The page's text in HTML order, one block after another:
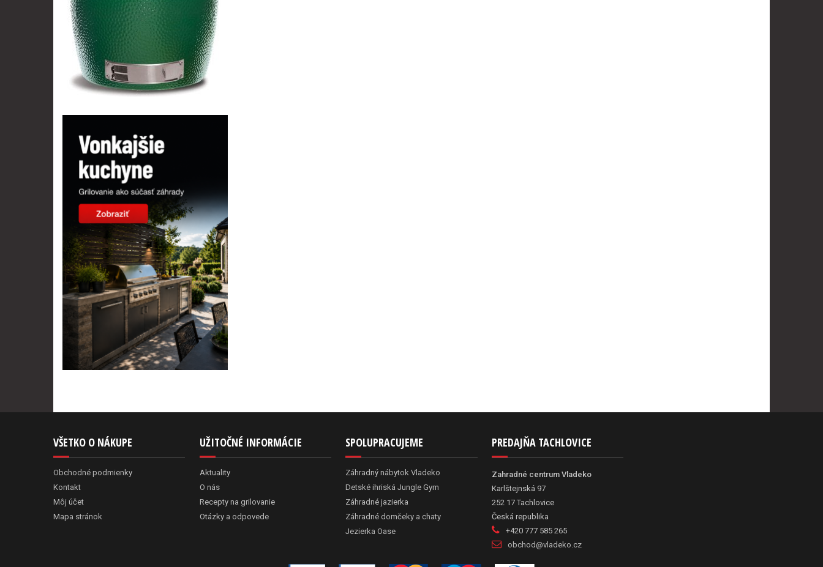
VŠETKO O NÁKUPE
Obchodné podmienky
Kontakt
Môj účet
Mapa stránok
UŽITOČNÉ INFORMÁCIE
Aktuality
O nás
Recepty na grilovanie
Otázky a odpovede
SPOLUPRACUJEME
Záhradný nábytok Vladeko
Detské ihriská Jungle Gym
Záhradné jazierka
Záhradné domčeky a chaty
Jezierka Oase
PREDAJŇA TACHLOVICE
Zahradné centrum Vladeko
Karlštejnská 97
252 17 Tachlovice
Česká republika
+420 777 585 265
obchod@vladeko.cz